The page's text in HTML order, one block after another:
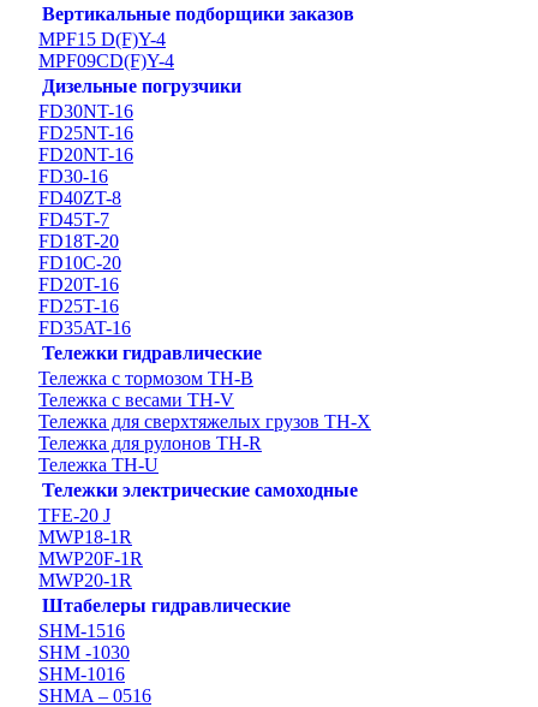
Вертикальные подборщики заказов
MPF15 D(F)Y-4
MPF09CD(F)Y-4
Дизельные погрузчики
FD30NT-16
FD25NT-16
FD20NT-16
FD30-16
FD40ZT-8
FD45T-7
FD18T-20
FD10C-20
FD20T-16
FD25T-16
FD35AT-16
Тележки гидравлические
Тележка с тормозом TH-B
Тележка с весами TH-V
Тележка для сверхтяжелых грузов TH-X
Тележка для рулонов TH-R
Тележка TH-U
Тележки электрические самоходные
TFE-20 J
MWP18-1R
MWP20F-1R
MWP20-1R
Штабелеры гидравлические
SHM-1516
SHM -1030
SHM-1016
SHMA – 0516